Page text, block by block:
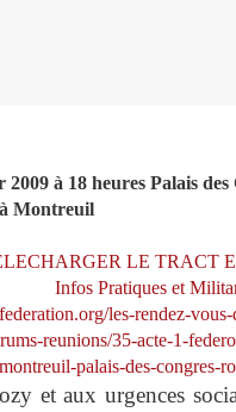
2009 à 18 heures Palais
Montreuil
LE TRACT
Infos Pratiques et
les-rendez-
reunions/35-acte-1-
palais-des-congres-
et aux urgences